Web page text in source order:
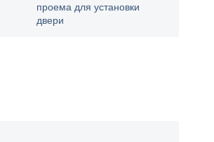
проема для установки
двери